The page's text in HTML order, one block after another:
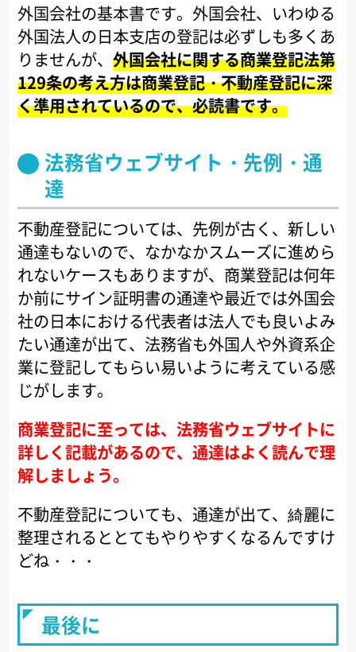
外国会社の基本書です。外国会社、いわゆる
外国法人の日本支店の登記は必ずしも多くあ
りませんが、外国会社に関する商業登記法第
129条の考え方は商業登記・不動産登記に深
く準用されているので、必読書です。
法務省ウェブサイト・先例・通
達
不動産登記については、先例が古く、新しい
通達もないので、なかなかスムーズに進めら
れないケースもありますが、商業登記は何年
か前にサイン証明書の通達や最近では外国会
社の日本における代表者は法人でも良いよみ
たい通達が出て、法務省も外国人や外資系企
業に登記してもらい易いように考えている感
じがします。
商業登記に至っては、法務省ウェブサイトに
詳しく記載があるので、通達はよく読んで理
解しましょう。
不動産登記についても、通達が出て、綺麗に
整理されるととてもやりやすくなるんですけ
どね・・・
最後に